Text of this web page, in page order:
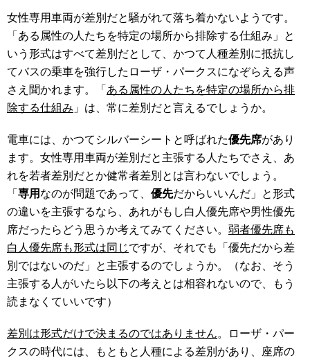
女性専用車両が差別だと騒がれて落ち着かないようです。
「ある属性の人たちを特定の場所から排除する仕組み」と
いう形式はすべて差別だとして、かつて人種差別に抵抗し
てバスの乗車を強行したローザ・パークスになぞらえる声
さえ聞かれます。「 ある属性の人たちを特定の場所から排
除する仕組み 」は、常に差別だと言えるでしょうか。
電車には、かつてシルバーシートと呼ばれた優先席があり
ます。女性専用車両が差別だと主張する人たちでさえ、あ
れを若者差別だとか健常者差別とは言わないでしょう。
「 専用 なのが問題であって、 優先だからいいんだ」と形式
の違いを主張するなら、あれがもし白人優先席や男性優先
席だったらどう思うか考えてみてください。 弱者優先席も
白人優先席も形式は同じですが、それでも「優先だから差
別ではないのだ」と主張するのでしょうか。（なお、そう
主張する人がいたら以下の考えとは相容れないので、もう
読まなくていいです）
差別は形式だけで決まるのではありません。ローザ・パー
クスの時代には、もともと人種による差別があり、座席の